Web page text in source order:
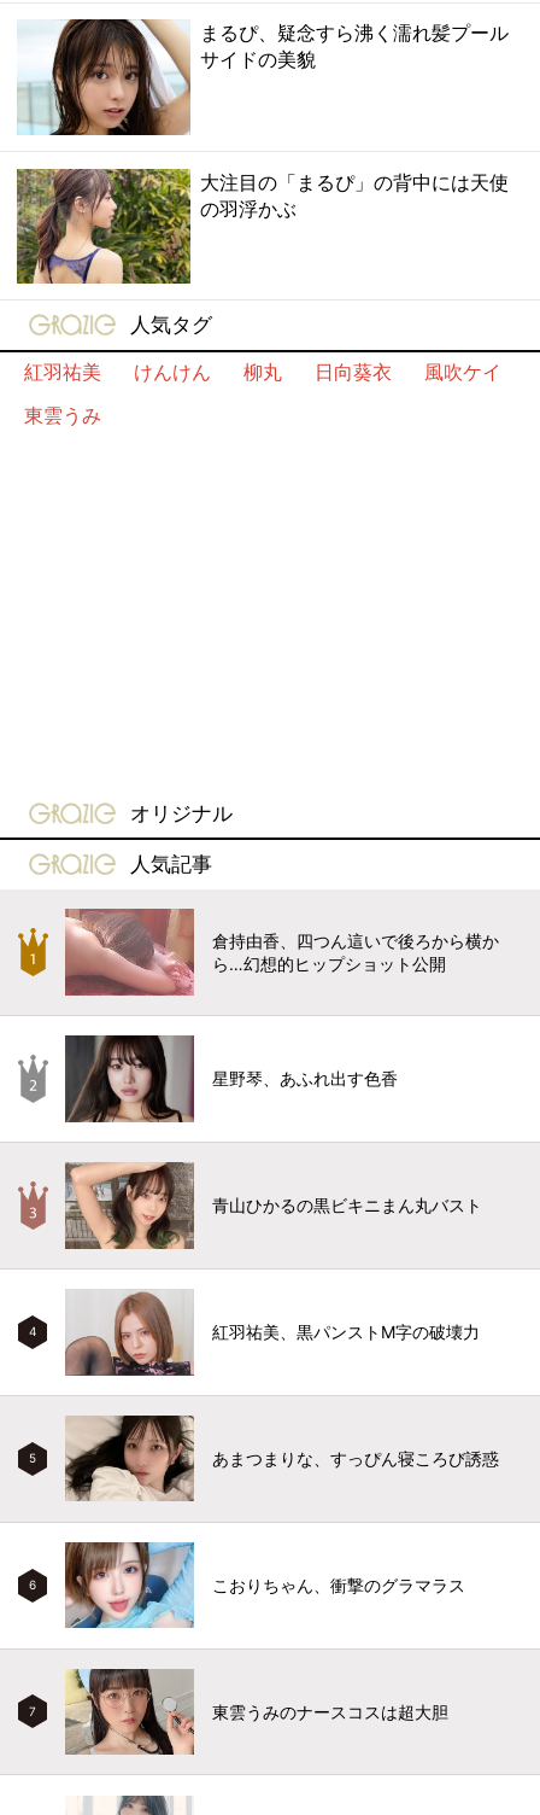
まるぴ、疑念すら沸く濡れ髪プール
サイドの美貌
大注目の「まるぴ」の背中には天使
の羽浮かぶ
gravure-grazie
人気タグ
紅羽祐美
けんけん 柳丸 日向葵衣
風吹ケイ
東雲うみ
gravure-grazie
オリジナル
gravure-grazie
人気記事
倉持由香、四つん這いで後ろから横か
ら…幻想的ヒップショット公開
星野琴、あふれ出す色香
青山ひかるの黒ビキニまん丸バスト
4 紅羽祐美、黒パンストM字の破壊力
5 あまつまりな、すっぴん寝ころび誘惑
6 こおりちゃん、衝撃のグラマラス
7 東雲うみのナースコスは超大胆